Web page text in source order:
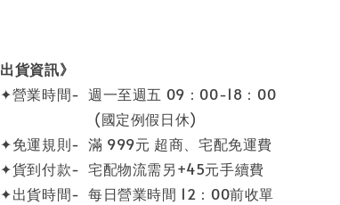
出貨資訊》
✦營業時間- 週一至週五 09：00-18：00
(國定例假日休)
✦免運規則- 滿 999元 超商、宅配免運費
✦貨到付款- 宅配物流需另+45元手續費
✦出貨時間- 每日營業時間 12：00前收單